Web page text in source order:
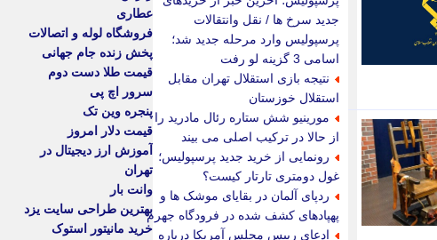
جدید سرخ ها / نقل وانتقالات
پرسپولیس وارد مرحله جدید شد؛
اسامی 3 گزینه لو رفت
نتیجه بازی استقلال تهران مقابل
استقلال خوزستان
مورینیو شش ستاره رئال مادرید را
از حالا در ترکیب اصلی می بیند
رونمایی از خرید جدید پرسپولیس؛
غول دومتری تارتار کیست؟
ردپای آلمان در بقایای موشک ها و
پهپادهای کشف شده در فرودگاه جهرم
ادعای رییس مجلس آمریکا درباره
عطاری
فروشگاه لوله و اتصالات
پخش زنده جام جهانی
قیمت طلا دست دوم
سرور اچ پی
پنجره وین تک
قیمت دلار امروز
آموزش ارز دیجیتال در
تهران
وانت بار
بهترین طراحی سایت یزد
خرید مانیتور استوک